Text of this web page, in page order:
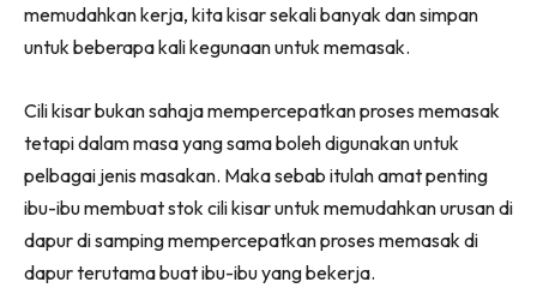
memudahkan kerja, kita kisar sekali banyak dan simpan
untuk beberapa kali kegunaan untuk memasak.
Cili kisar bukan sahaja mempercepatkan proses memasak
tetapi dalam masa yang sama boleh digunakan untuk
pelbagai jenis masakan. Maka sebab itulah amat penting
ibu-ibu membuat stok cili kisar untuk memudahkan urusan di
dapur di samping mempercepatkan proses memasak di
dapur terutama buat ibu-ibu yang bekerja.